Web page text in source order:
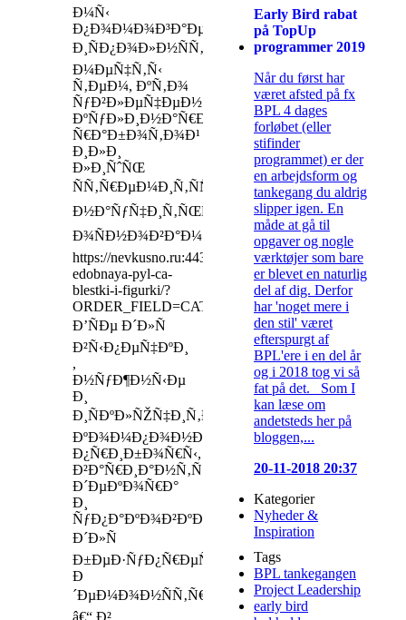
Ð¼Ñ‹
Ð¿Ð¾Ð¼Ð¾Ð³Ð°ÐµÐ¼
Ð¸ÑÐ¿Ð¾Ð»Ð½ÑÑ‚ÑŒ
Ð¼ÐµÑ‡Ñ‚Ñ‹
Ñ‚ÐµÐ¼, ÐºÑ‚Ð¾
ÑƒÐ²Ð»ÐµÑ‡ÐµÐ½
ÐºÑƒÐ»Ð¸Ð½Ð°Ñ€Ð½Ð¾Ð¹
Ñ€Ð°Ð±Ð¾Ñ‚Ð¾Ð¹
Ð¸Ð»Ð¸
Ð»Ð¸ÑˆÑŒ
ÑÑ‚Ñ€ÐµÐ¼Ð¸Ñ‚ÑÑ
Ð½Ð°ÑƒÑ‡Ð¸Ñ‚ÑŒÑÑ
Ð¾ÑÐ½Ð¾Ð²Ð°Ð¼
https://nevkusno.ru:443/sale/s-
edobnaya-pyl-ca-
blestki-i-figurki/?
Ð’ÑÐµ Ð´Ð»Ñ
Ð²Ñ‹Ð¿ÐµÑ‡ÐºÐ¸
,
Ð½ÑƒÐ¶Ð½Ñ‹Ðµ
Ð¸
Ð¸ÑÐºÐ»ÑŽÑ‡Ð¸Ñ‚ÐµÐ»ÑŒÐ½Ñ‹Ðµ
ÐºÐ¾Ð¼Ð¿Ð¾Ð½ÐµÐ½Ñ‚Ñ‹,
Ð¿Ñ€Ð¸Ð±Ð¾Ñ€Ñ‹,
Ð²Ð°Ñ€Ð¸Ð°Ð½Ñ‚Ñ‹
Ð´ÐµÐºÐ¾Ñ€Ð°
Ð¸
ÑƒÐ¿Ð°ÐºÐ¾Ð²ÐºÐ¸
Ð´Ð»Ñ
Ð±ÐµÐ·ÑƒÐ¿Ñ€ÐµÑ‡Ð½Ð¾Ð¹
Ð
´ÐµÐ¼Ð¾Ð½ÑÑ‚Ñ€Ð°Ñ†Ð¸Ð¸
Early Bird rabat
på TopUp
programmer 2019
Når du først har
været afsted på fx
BPL 4 dages
forløbet (eller
stifinder
programmet) er der
en arbejdsform og
tankegang du aldrig
slipper igen. En
måde at gå til
opgaver og nogle
værktøjer som bare
er blevet en naturlig
del af dig. Derfor
har 'noget mere i
den stil' været
efterspurgt af
BPL'ere i en del år
og i 2018 tog vi så
fat på det. Som I
kan læse om
andetsteds her på
bloggen,...
20-11-2018 20:37
Kategorier
Nyheder &
Inspiration
Tags
BPL tankegangen
Project Leadership
early bird